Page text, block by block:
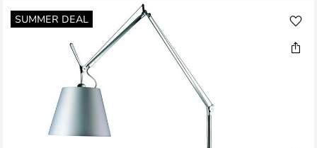
SUMMER DEAL
Gå
til